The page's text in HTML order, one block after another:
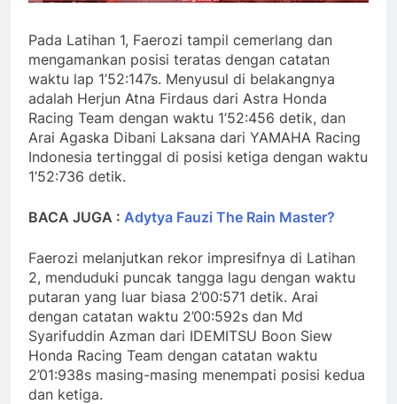
Pada Latihan 1, Faerozi tampil cemerlang dan
mengamankan posisi teratas dengan catatan
waktu lap 1’52:147s. Menyusul di belakangnya
adalah Herjun Atna Firdaus dari Astra Honda
Racing Team dengan waktu 1’52:456 detik, dan
Arai Agaska Dibani Laksana dari YAMAHA Racing
Indonesia tertinggal di posisi ketiga dengan waktu
1’52:736 detik.
BACA JUGA : Adytya Fauzi The Rain Master?
Faerozi melanjutkan rekor impresifnya di Latihan
2, menduduki puncak tangga lagu dengan waktu
putaran yang luar biasa 2’00:571 detik. Arai
dengan catatan waktu 2’00:592s dan Md
Syarifuddin Azman dari IDEMITSU Boon Siew
Honda Racing Team dengan catatan waktu
2’01:938s masing-masing menempati posisi kedua
dan ketiga.